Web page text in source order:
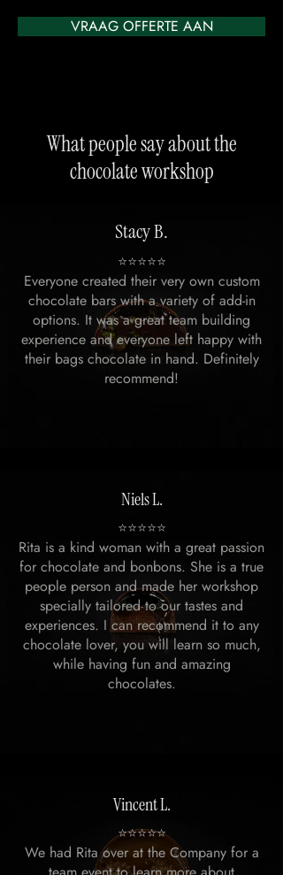
VRAAG OFFERTE AAN
What people say about the
chocolate workshop
Stacy B.
⭐️⭐️⭐️⭐️⭐️
Everyone created their very own custom
chocolate bars with a variety of add-in
options. It was a great team building
experience and everyone left happy with
their bags chocolate in hand. Definitely
recommend!
Niels L.
⭐️⭐️⭐️⭐️⭐️
Rita is a kind woman with a great passion
for chocolate and bonbons. She is a true
people person and made her workshop
specially tailored to our tastes and
experiences. I can recommend it to any
chocolate lover, you will learn so much,
while having fun and amazing
chocolates.
Vincent L.
⭐️⭐️⭐️⭐️⭐️
We had Rita over at the Company for a